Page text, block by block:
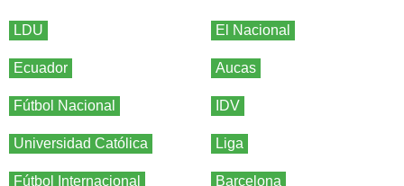
LDU El Nacional
Ecuador Aucas
Fútbol Nacional IDV
Universidad Católica Liga
Fútbol Internacional Barcelona